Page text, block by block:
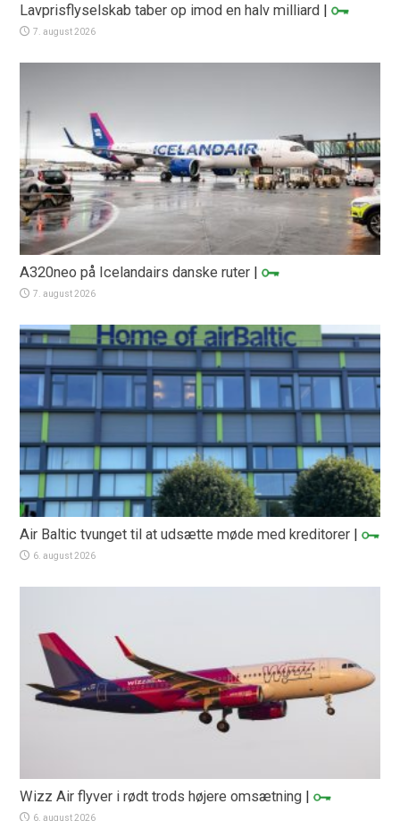
Lavprisflyselskab taber op imod en halv milliard |
7. august 2026
A320neo på Icelandairs danske ruter |
7. august 2026
Air Baltic tvunget til at udsætte møde med kreditorer |
6. august 2026
Wizz Air flyver i rødt trods højere omsætning |
6. august 2026